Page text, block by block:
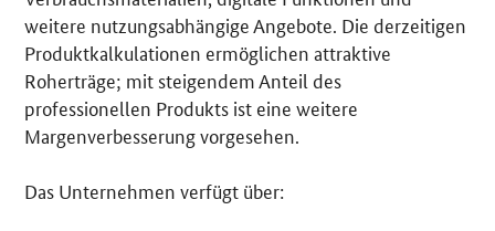
weitere nutzungsabhängige Angebote. Die derzeitigen
Produktkalkulationen ermöglichen attraktive
Roherträge; mit steigendem Anteil des
professionellen Produkts ist eine weitere
Margenverbesserung vorgesehen.
Das Unternehmen verfügt über: